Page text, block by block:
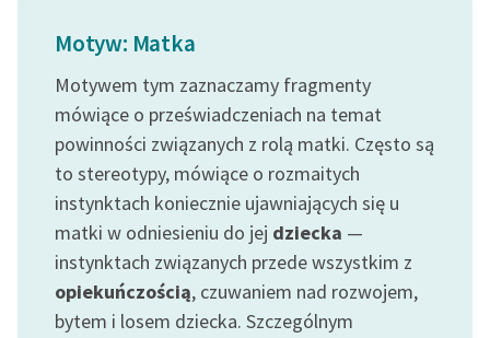
Kolekcje edukacyjne
twórców przechodzących
do domeny publicznej,
lektur szkolnych oraz
Starego Testamentu
Odkurzamy bohaterów
Lektur
O nas
Motyw: Matka
Motywem tym zaznaczamy fragmenty
mówiące o przeświadczeniach na temat
powinności związanych z rolą matki. Często są
to stereotypy, mówiące o rozmaitych
instynktach koniecznie ujawniających się u
matki w odniesieniu do jej dziecka —
instynktach związanych przede wszystkim z
opiekuńczością, czuwaniem nad rozwojem,
bytem i losem dziecka. Szczególnym